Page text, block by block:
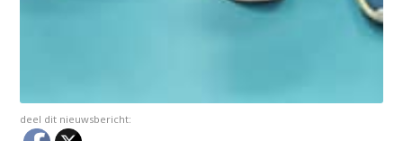
deel dit nieuwsbericht: